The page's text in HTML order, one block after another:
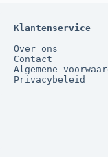
Klantenservice
Over ons
Contact
Algemene
Privacybeleid